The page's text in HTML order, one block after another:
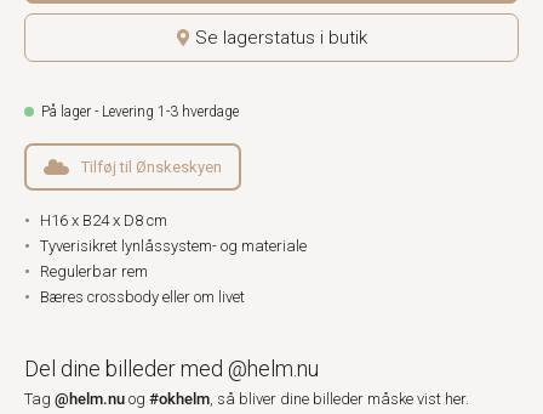
Se lagerstatus i butik
På lager - Levering 1-3 hverdage
Tilføj til Ønskeskyen
H16 x B24 x D8 cm
Tyverisikret lynlåssystem- og materiale
Regulerbar rem
Bæres crossbody eller om livet
Del dine billeder med @helm.nu
Tag @helm.nu og #okhelm, så bliver dine billeder måske vist her.